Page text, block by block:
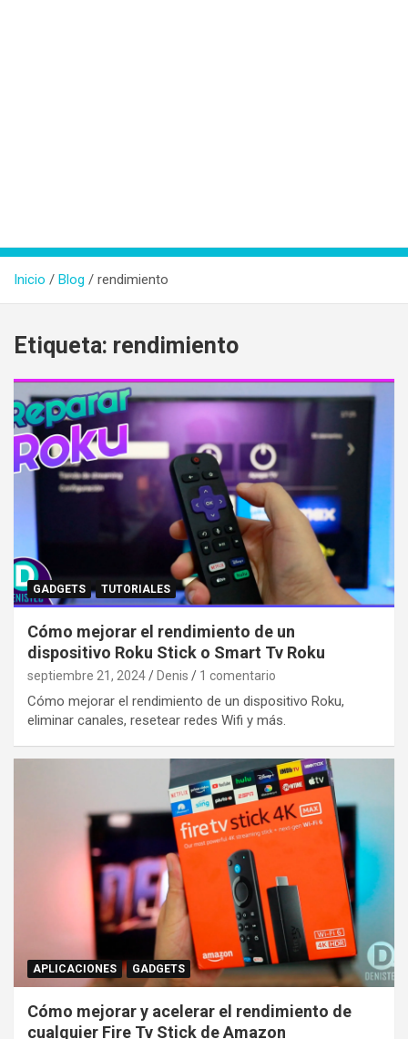
Inicio Blog rendimiento
Etiqueta: rendimiento
GADGETS TUTORIALES
Cómo mejorar el rendimiento de un
dispositivo Roku Stick o Smart Tv Roku
septiembre 21, 2024 Denis 1 comentario
Cómo mejorar el rendimiento de un dispositivo Roku,
eliminar canales, resetear redes Wifi y más.
APLICACIONES GADGETS
Cómo mejorar y acelerar el rendimiento de
cualquier Fire Tv Stick de Amazon